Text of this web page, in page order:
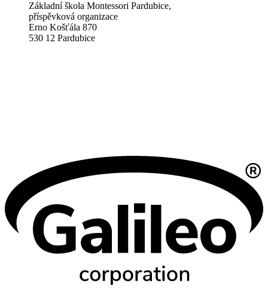
Základní škola Montessori Pardubice,
příspěvková organizace
Erno Košťála 870
530 12 Pardubice